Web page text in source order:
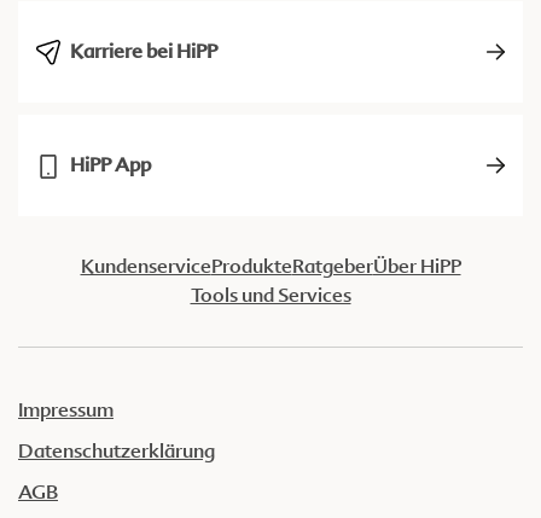
Karriere bei HiPP
HiPP App
KundenserviceProdukteRatgeberÜber HiPP
Tools und Services
Impressum
Datenschutzerklärung
AGB